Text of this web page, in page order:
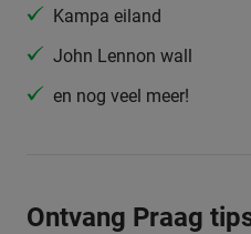
Kampa eiland
John Lennon wall
en nog veel meer!
Ontvang Praag